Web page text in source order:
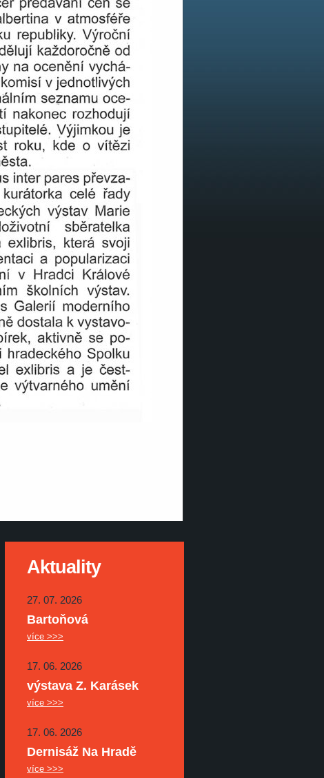
Aktuality
27. 07. 2026
Bartoňová
více >>>
17. 06. 2026
výstava Z. Karásek
více >>>
17. 06. 2026
Dernisáž Na Hradě
více >>>